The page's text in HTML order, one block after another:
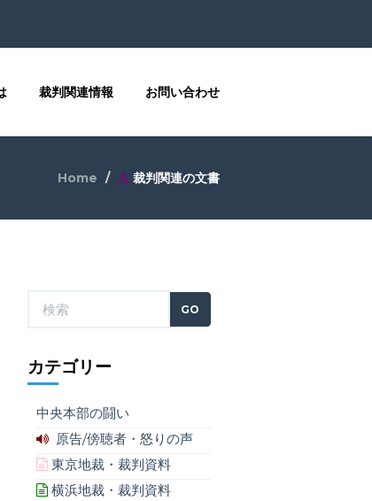
裁判関連情報 お問い合わせ
Home 裁判関連の文書
カテゴリー
中央本部の闘い
原告/傍聴者・怒りの声
東京地裁・裁判資料
横浜地裁・裁判資料